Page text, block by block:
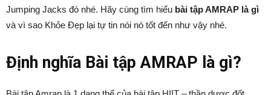
Jumping Jacks đó nhé. Hãy cùng tìm hiểu bài tập AMRAP là gì
và vì sao Khỏe Đẹp lại tự tin nói nó tốt đến như vậy nhé.
Định nghĩa Bài tập AMRAP là gì?